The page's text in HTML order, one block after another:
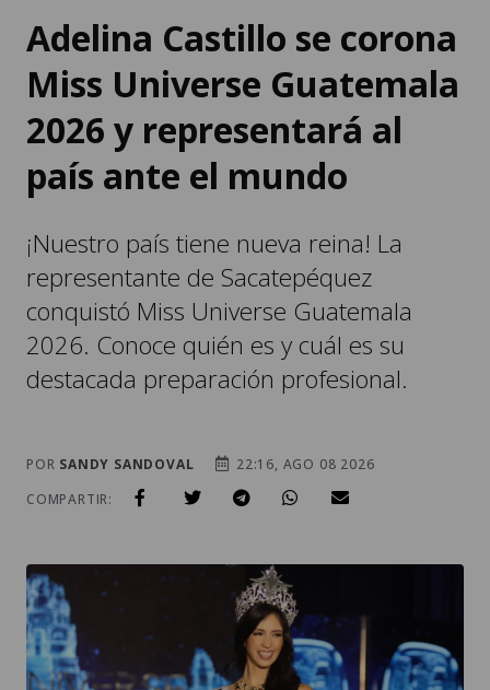
Adelina Castillo se corona
Miss Universe Guatemala
2026 y representará al
país ante el mundo
¡Nuestro país tiene nueva reina! La
representante de Sacatepéquez
conquistó Miss Universe Guatemala
2026. Conoce quién es y cuál es su
destacada preparación profesional.
POR SANDY SANDOVAL
22:16, AGO 08 2026
COMPARTIR: